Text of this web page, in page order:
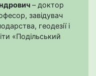
– доктор
завідувач
геодезії і
«Подільський